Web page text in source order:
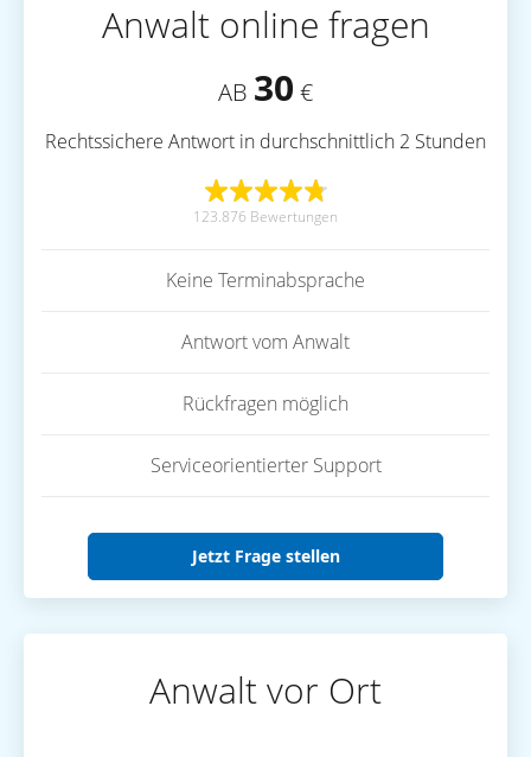
Anwalt online fragen
AB 30 €
Rechtssichere Antwort in durchschnittlich 2 Stunden
123.876 Bewertungen
Keine Terminabsprache
Antwort vom Anwalt
Rückfragen möglich
Serviceorientierter Support
Jetzt Frage stellen
Anwalt vor Ort